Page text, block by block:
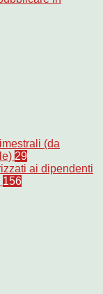
(da
29
ai dipendenti
156